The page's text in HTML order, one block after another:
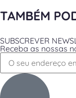
TAMBÉM
SUBSCREVER
Receba as nossas